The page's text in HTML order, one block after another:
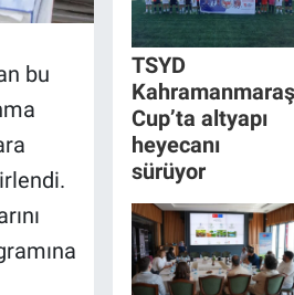
bu
TSYD
Kahramanmaraş
Cup’ta altyapı
heyecanı
sürüyor